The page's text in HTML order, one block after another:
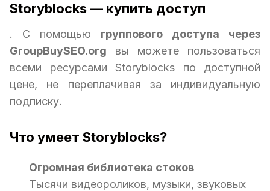
Storyblocks — купить доступ
. С помощью группового доступа через
GroupBuySEO.org вы можете пользоваться
всеми ресурсами Storyblocks по доступной
цене, не переплачивая за индивидуальную
подписку.
Что умеет Storyblocks?
Огромная библиотека стоков
Тысячи видеороликов, музыки, звуковых